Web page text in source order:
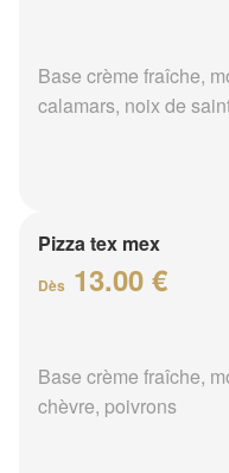
Base crème fraîche,
calamars, noix de
Pizza tex mex
Dès 13.00 €
Base crème fraîche,
chèvre, poivrons